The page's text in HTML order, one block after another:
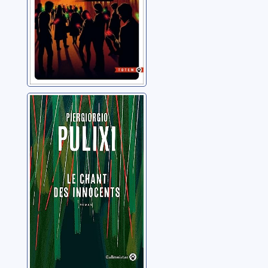
Le chant des
innocents
Pulixi, Piergiorgio